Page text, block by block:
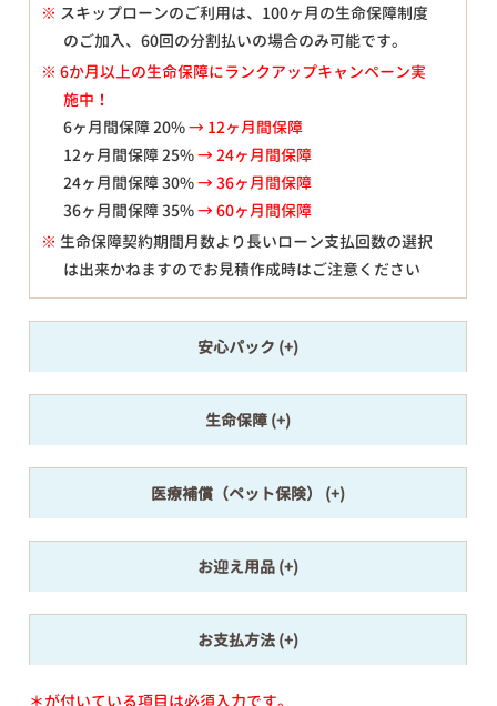
※ スキップローンのご利用は、100ヶ月の生命保障制度
のご加入、60回の分割払いの場合のみ可能です。
※ 6か月以上の生命保障にランクアップキャンペーン実
施中！
6ヶ月間保障 20%→ 12ヶ月間保障
12ヶ月間保障 25%→ 24ヶ月間保障
24ヶ月間保障 30%→ 36ヶ月間保障
36ヶ月間保障 35%→ 60ヶ月間保障
※ 生命保障契約期間月数より長いローン支払回数の選択
は出来かねますのでお見積作成時はご注意ください
安心パック
生命保障
医療補償（ペット保険）
お迎え用品
お支払方法
＊が付いている項目は必須入力です。